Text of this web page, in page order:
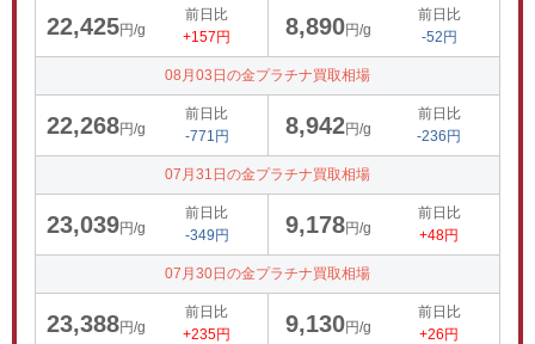
22,425円/g
前日比
+157円
8,890円/g
前日比
-52円
08月03日の金プラチナ買取相場
22,268円/g
前日比
-771円
8,942円/g
前日比
-236円
07月31日の金プラチナ買取相場
23,039円/g
前日比
-349円
9,178円/g
前日比
+48円
07月30日の金プラチナ買取相場
23,388円/g
前日比
+235円
9,130円/g
前日比
+26円